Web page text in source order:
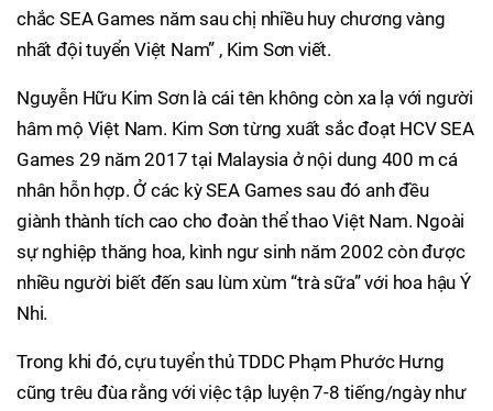
chắc SEA Games năm sau chị nhiều huy chương vàng
nhất đội tuyển Việt Nam” , Kim Sơn viết.
Nguyễn Hữu Kim Sơn là cái tên không còn xa lạ với người
hâm mộ Việt Nam. Kim Sơn từng xuất sắc đoạt HCV SEA
Games 29 năm 2017 tại Malaysia ở nội dung 400 m cá
nhân hỗn hợp. Ở các kỳ SEA Games sau đó anh đều
giành thành tích cao cho đoàn thể thao Việt Nam. Ngoài
sự nghiệp thăng hoa, kình ngư sinh năm 2002 còn được
nhiều người biết đến sau lùm xùm “trà sữa” với hoa hậu Ý
Nhi.
Trong khi đó, cựu tuyển thủ TDDC Phạm Phước Hưng
cũng trêu đùa rằng với việc tập luyện 7-8 tiếng/ngày như